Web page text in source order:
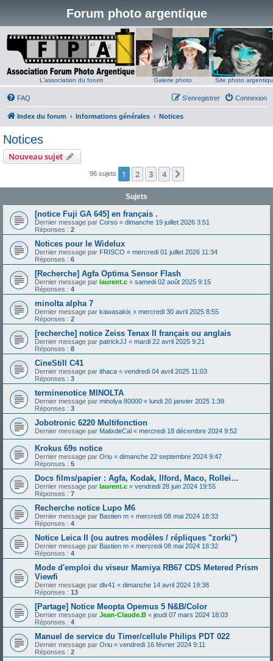
Forum photo argentique
L'association du forum Galerie photo Site photo
FAQ Connexion
S’enregistrer
Index du forum Informations générales Notices
Notices
Nouveau sujet
96 sujets 1 2 3 4
Sujets
[notice Fuji GA 645] en français .
Dernier message par Corso « dimanche 19 juillet 2026 3:51
Réponses : 2
Notices pour le Widelux
Dernier message par FRISCO « mercredi 01 juillet 2026 11:34
Réponses : 6
[Recherche] Agfa Optima Sensor Flash
Dernier message par laurent.c « samedi 02 août 2025 9:15
Réponses : 4
minolta alpha 7
Dernier message par kawasakix « mercredi 30 avril 2025 8:55
Réponses : 2
[recherche] notice Zeiss Tenax II français ou anglais
Dernier message par patrickJJ « mardi 22 avril 2025 9:21
Réponses : 8
CineStill C41
Dernier message par ithaca « vendredi 04 avril 2025 11:03
Réponses : 3
terminenotice MINOLTA
Dernier message par minolya 80000 « lundi 20 janvier 2025 1:39
Réponses : 3
Jobotronic 6220 Multifonction
Dernier message par MalixdeCal « mercredi 18 décembre 2024 9:52
Krokus 69s notice
Dernier message par Oriu « dimanche 22 septembre 2024 9:47
Réponses : 5
Docs films/papier : Agfa, Kodak, Ilford, Maco, Rollei…
Dernier message par laurent.c « vendredi 28 juin 2024 19:55
Réponses : 7
Recherche notice Lupo M6
Dernier message par Bastien m « mercredi 08 mai 2024 18:33
Réponses : 4
Notice Leica II (ou autres modèles / répliques "zorki")
Dernier message par Bastien m « mercredi 08 mai 2024 18:32
Réponses : 4
Mode d'emploi du viseur Mamiya RB67 CDS Metered Prism
Viewfi
Dernier message par dlv41 « dimanche 14 avril 2024 19:38
Réponses : 13
[Partage] Notice Meopta Opemus 5 N&B/Color
Dernier message par Jean-Claude.B « jeudi 07 mars 2024 18:03
Réponses : 4
Manuel de service du Timer/cellule Philips PDT 022
Dernier message par Oriu « vendredi 16 février 2024 9:11
Réponses : 2